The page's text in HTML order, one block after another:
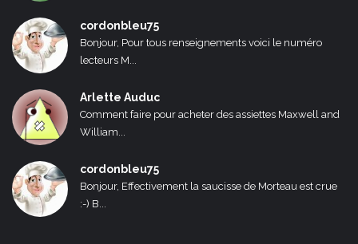
cordonbleu75
Bonjour, Pour tous renseignements voici le numéro
lecteurs M...
Arlette Auduc
Comment faire pour acheter des assiettes Maxwell and
William...
cordonbleu75
Bonjour, Effectivement la saucisse de Morteau est crue
:-) B...